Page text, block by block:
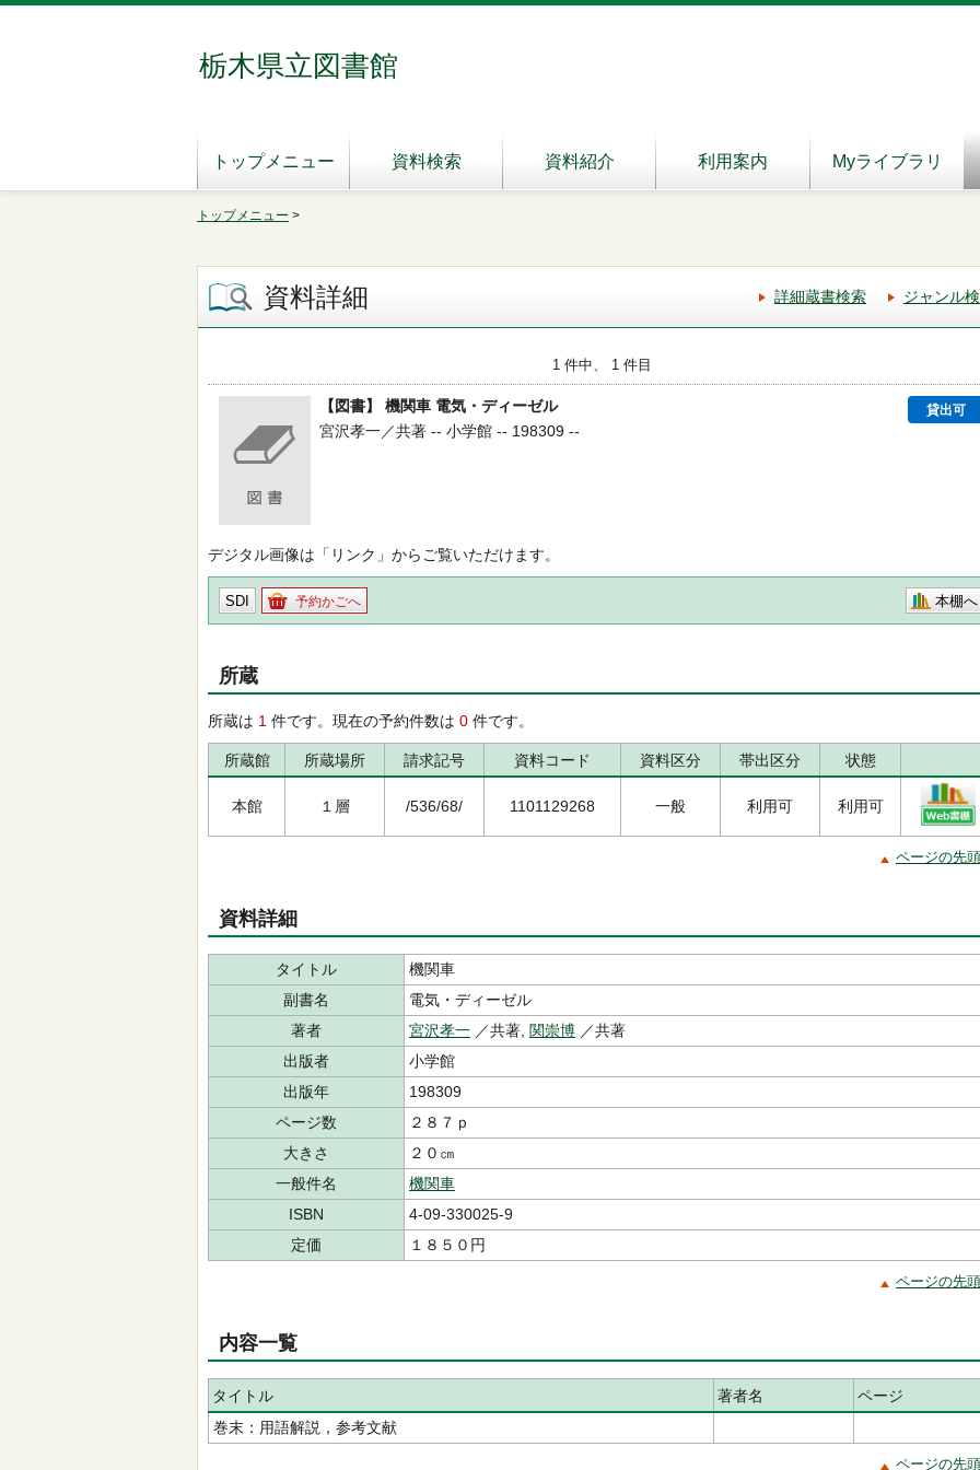
栃木県立図書館
トップメニュー 資料検索 資料紹介 利用案内 Myライブラリ
トップメニュー >
資料詳細 詳細蔵書検索 ジャンル
1 件中、 1 件目
【図書】 機関車 電気・ディーゼル 貸出可
宮沢孝一／共著 -- 小学館 -- 198309 --
デジタル画像は「リンク」からご覧いただけます。
SDI 予約かごへ 本棚へ
所蔵
所蔵は 1 件です。現在の予約件数は 0 件です。
所蔵館 所蔵場所 請求記号 資料コード 資料区分 帯出区分 状態
本館 １層 /536/68/ 1101129268 一般 利用可 利用可
ページの先
資料詳細
タイトル
機関車
副書名
電気・ディーゼル
著者
宮沢孝一 ／共著, 関崇博 ／共著
出版者
小学館
出版年
198309
ページ数
２８７ｐ
大きさ
２０㎝
一般件名
機関車
ISBN
4-09-330025-9
定価
１８５０円
ページの先
内容一覧
タイトル 著者名
ページ
巻末：用語解説，参考文献
ページの先